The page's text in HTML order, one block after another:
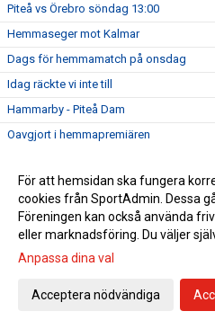
Piteå vs Örebro söndag 13:00
Hemmaseger mot Kalmar
Dags för hemmamatch på onsdag
Idag räckte vi inte till
Hammarby - Piteå Dam
Oavgjort i hemmapremiären
Hana Kerner ansluter till Piteå IF DFF
Kansliet öppet 10-11 imorgon, fredag!
En mycket bra start!
Premiär på söndag
Upptaktsträff Obos Damallsvenskan
Se alla matcher från Obos
För att hemsidan ska fungera
cookies från SportAdmin. Dessa
Föreningen kan också använda
eller marknadsföring. Du väljer
Anpassa dina val
Acceptera nödvändiga